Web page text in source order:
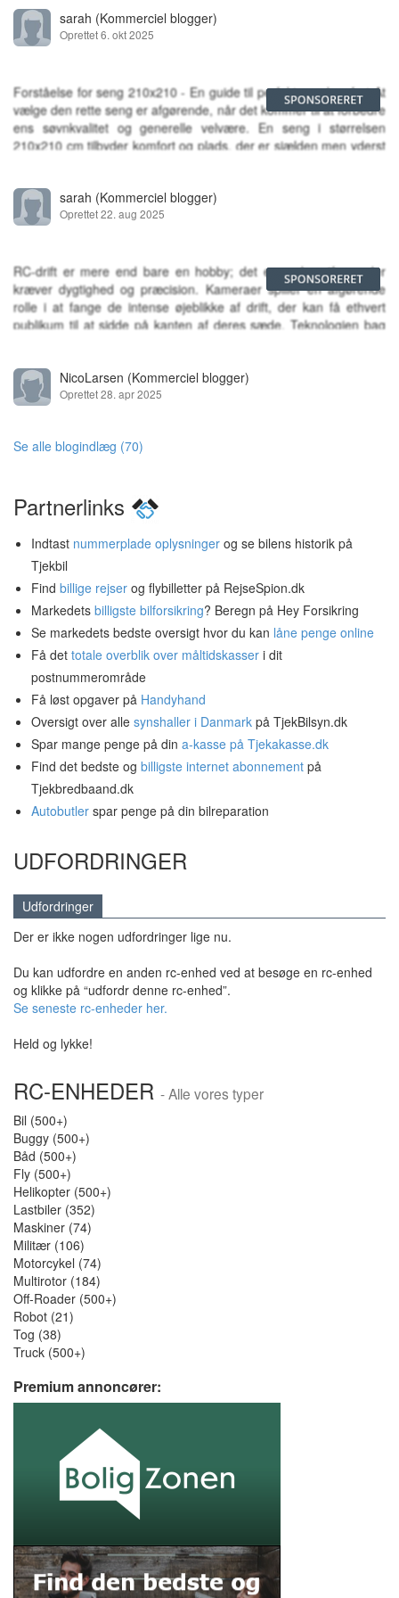
sarah (Kommerciel blogger)
Oprettet 6. okt 2025
Forståelse for seng 210x210 - En guide til perfekt søvnkomfort At
vælge den rette seng er afgørende, når det kommer til at forbedre
ens søvnkvalitet og generelle velvære. En seng i størrelsen
210x210 cm tilbyder komfort og plads, der er sjælden men yderst
sarah (Kommerciel blogger)
Oprettet 22. aug 2025
RC-drift er mere end bare en hobby; det er en kunstform, der
kræver dygtighed og præcision. Kameraer spiller en afgørende
rolle i at fange de intense øjeblikke af drift, der kan få ethvert
publikum til at sidde på kanten af deres sæde. Teknologien bag
NicoLarsen (Kommerciel blogger)
Oprettet 28. apr 2025
Se alle blogindlæg (70)
Partnerlinks
Indtast nummerplade oplysninger og se bilens historik på
Tjekbil
Find billige rejser og flybilletter på RejseSpion.dk
Markedets billigste bilforsikring? Beregn på Hey Forsikring
Se markedets bedste oversigt hvor du kan låne penge online
Få det totale overblik over måltidskasser i dit
postnummerområde
Få løst opgaver på Handyhand
Oversigt over alle synshaller i Danmark på TjekBilsyn.dk
Spar mange penge på din a-kasse på Tjekakasse.dk
Find det bedste og billigste internet abonnement på
Tjekbredbaand.dk
Autobutler spar penge på din bilreparation
UDFORDRINGER
Udfordringer
Der er ikke nogen udfordringer lige nu.
Du kan udfordre en anden rc-enhed ved at besøge en rc-enhed
og klikke på “udfordr denne rc-enhed”.
Se seneste rc-enheder her.
Held og lykke!
RC-ENHEDER - Alle vores typer
Bil (500+)
Buggy (500+)
Båd (500+)
Fly (500+)
Helikopter (500+)
Lastbiler (352)
Maskiner (74)
Militær (106)
Motorcykel (74)
Multirotor (184)
Off-Roader (500+)
Robot (21)
Tog (38)
Truck (500+)
Premium annoncører: